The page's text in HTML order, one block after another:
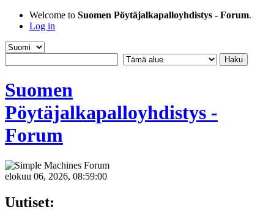
Welcome to Suomen Pöytäjalkapalloyhdistys - Forum.
Log in
Suomen
Pöytäjalkapalloyhdistys -
Forum
elokuu 06, 2026, 08:59:00
Uutiset: